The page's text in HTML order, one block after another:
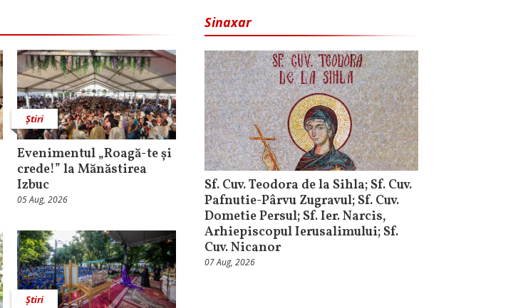
Știri
Evenimentul „Roagă-te și
crede!” la Mănăstirea
Izbuc
05 Aug, 2026
Știri
Sinaxar
Sf. Cuv. Teodora de la Sihla; Sf. Cuv.
Pafnutie-Pârvu Zugravul; Sf. Cuv.
Dometie Persul; Sf. Ier. Narcis,
Arhiepiscopul Ierusalimului; Sf.
Cuv. Nicanor
07 Aug, 2026